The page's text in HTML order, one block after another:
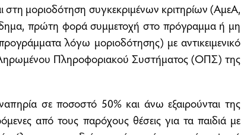
στη μοριοδότηση συγκεκριμένων κριτηρίων (ΑμεΑ,
πρώτη φορά συμμετοχή στο πρόγραμμα ή μη
λόγω μοριοδότησης) με αντικειμενικό
Πληροφοριακού Συστήματος (ΟΠΣ) της
σε ποσοστό 50% και άνω εξαιρούνται της
από τους παρόχους θέσεις για τα παιδιά με